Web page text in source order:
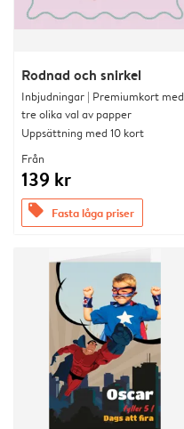
Rodnad och snirkel
Inbjudningar | Premiumkort med
tre olika val av papper
Uppsättning med 10 kort
Från
139 kr
offers Fasta låga priser